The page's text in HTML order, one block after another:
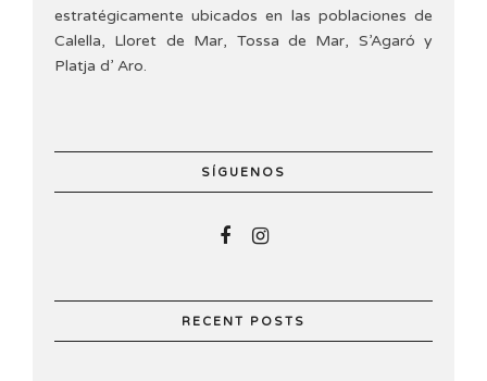
estratégicamente ubicados en las poblaciones de
Calella, Lloret de Mar, Tossa de Mar, S’Agaró y
Platja d’ Aro.
SÍGUENOS
RECENT POSTS